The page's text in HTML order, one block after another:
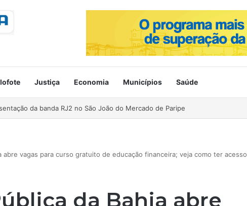
Justiça Economia Municípios Saúde
João da Bahia no Mercado de Paripe
abre vagas para curso gratuito de educação financeira; veja como ter acesso
da Bahia abre